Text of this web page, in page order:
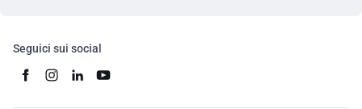
Seguici sui social